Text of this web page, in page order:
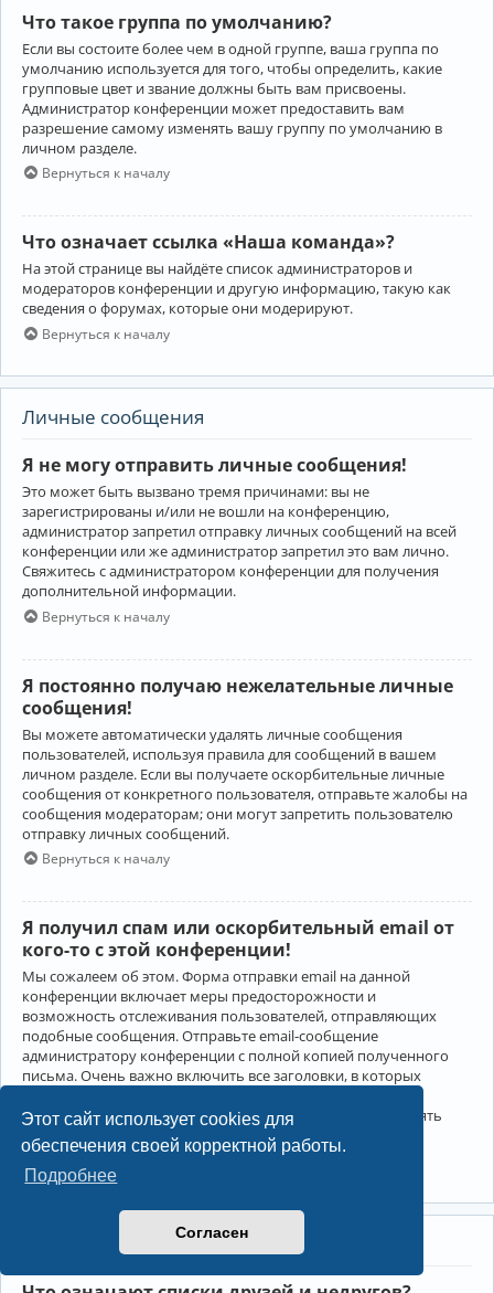
Этот сайт использует cookies для
обеспечения своей корректной работы.
Подробнее
Согласен
Что такое группа по умолчанию?
Если вы состоите более чем в одной группе, ваша группа по
умолчанию используется для того, чтобы определить, какие
групповые цвет и звание должны быть вам присвоены.
Администратор конференции может предоставить вам
разрешение самому изменять вашу группу по умолчанию в
личном разделе.
Вернуться к началу
Что означает ссылка «Наша команда»?
На этой странице вы найдёте список администраторов и
модераторов конференции и другую информацию, такую как
сведения о форумах, которые они модерируют.
Вернуться к началу
Личные сообщения
Я не могу отправить личные сообщения!
Это может быть вызвано тремя причинами: вы не
зарегистрированы и/или не вошли на конференцию,
администратор запретил отправку личных сообщений на всей
конференции или же администратор запретил это вам лично.
Свяжитесь с администратором конференции для получения
дополнительной информации.
Вернуться к началу
Я постоянно получаю нежелательные личные
сообщения!
Вы можете автоматически удалять личные сообщения
пользователей, используя правила для сообщений в вашем
личном разделе. Если вы получаете оскорбительные личные
сообщения от конкретного пользователя, отправьте жалобы на
сообщения модераторам; они могут запретить пользователю
отправку личных сообщений.
Вернуться к началу
Я получил спам или оскорбительный email от
кого-то с этой конференции!
Мы сожалеем об этом. Форма отправки email на данной
конференции включает меры предосторожности и
возможность отслеживания пользователей, отправляющих
подобные сообщения. Отправьте email-сообщение
администратору конференции с полной копией полученного
письма. Очень важно включить все заголовки, в которых
Администратор конференции сможет в этом случае принять
меры.
Друзья и недруги